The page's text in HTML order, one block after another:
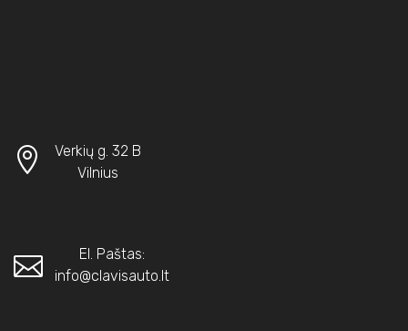
Verkių g. 32 B
Vilnius
El. Paštas:
info@clavisauto.lt